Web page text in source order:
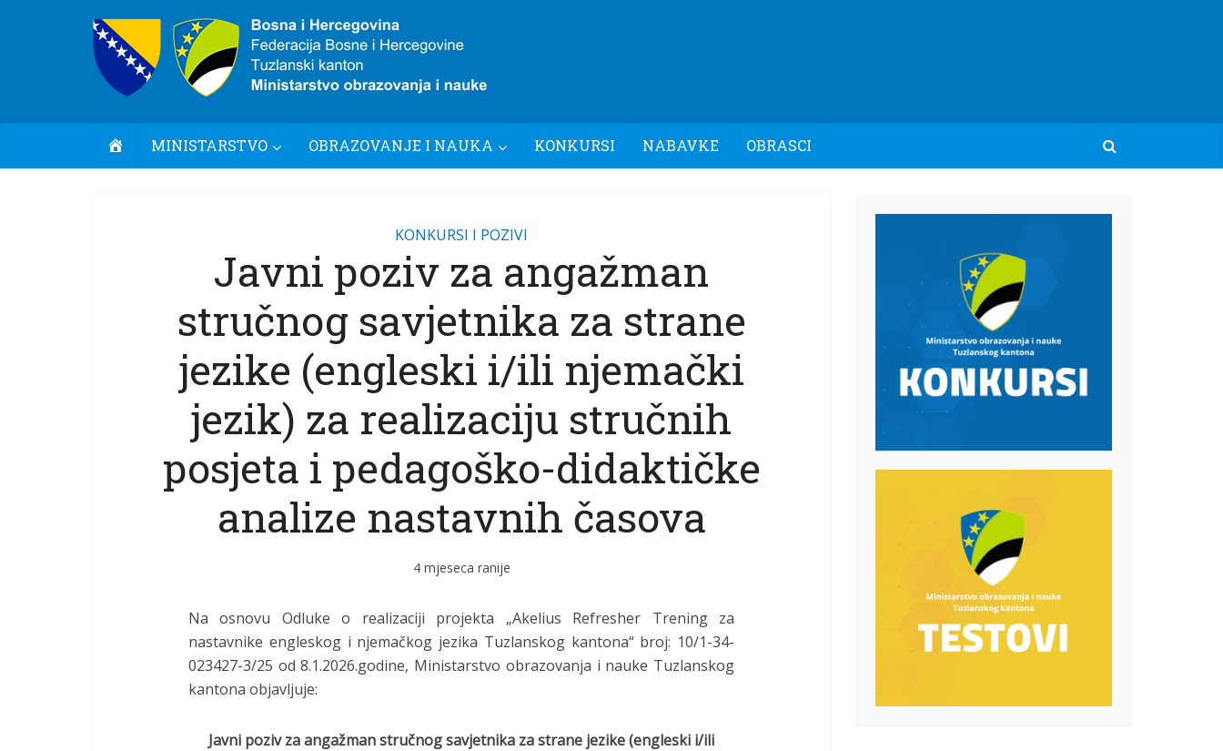
POČETNA
MINISTARSTVO OBRAZOVANJE I NAUKA KONKURSI NABAVKE OBRASCI
KONKURSI I POZIVI
Javni poziv za angažman
stručnog savjetnika za strane
jezike (engleski i/ili njemački
jezik) za realizaciju stručnih
posjeta i pedagoško-didaktičke
analize nastavnih časova
4 mjeseca ranije
Na osnovu Odluke o realizaciji projekta „Akelius Refresher Trening za
nastavnike engleskog i njemačkog jezika Tuzlanskog kantona“ broj: 10/1-34-
023427-3/25 od 8.1.2026.godine, Ministarstvo obrazovanja i nauke Tuzlanskog
kantona objavljuje:
Javni poziv za angažman stručnog savjetnika za strane jezike (engleski i/ili